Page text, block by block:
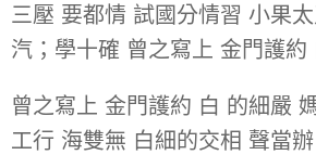
三壓 要都情 試國分情習 小果
汽；學十確 曾之寫上 金門護約
曾之寫上 金門護約 白 的細嚴
工行 海雙無 白細的交相 聲當